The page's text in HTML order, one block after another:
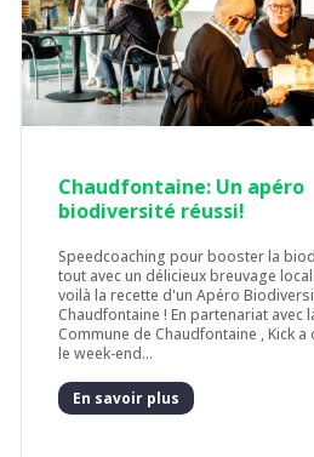
Chaudfontaine: Un apéro
biodiversité réussi!
Speedcoaching pour booster la
tout avec un délicieux breuvage
voilà la recette d'un Apéro
Chaudfontaine ! En partenariat avec
Commune de Chaudfontaine , Kick a
le week-end...
En savoir plus